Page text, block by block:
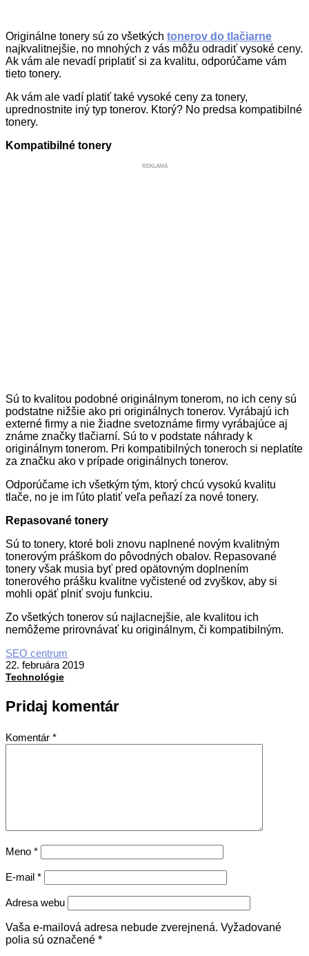
Originálne tonery sú zo všetkých tonerov do tlačiarne
najkvalitnejšie, no mnohých z vás môžu odradiť vysoké ceny.
Ak vám ale nevadí priplatiť si za kvalitu, odporúčame vám
tieto tonery.
Ak vám ale vadí platiť také vysoké ceny za tonery,
uprednostnite iný typ tonerov. Ktorý? No predsa kompatibilné
tonery.
Kompatibilné tonery
REKLAMA
Sú to kvalitou podobné originálnym tonerom, no ich ceny sú
podstatne nižšie ako pri originálnych tonerov. Vyrábajú ich
externé firmy a nie žiadne svetoznáme firmy vyrábajúce aj
známe značky tlačiarní. Sú to v podstate náhrady k
originálnym tonerom. Pri kompatibilných toneroch si neplatíte
za značku ako v prípade originálnych tonerov.
Odporúčame ich všetkým tým, ktorý chcú vysokú kvalitu
tlače, no je im ľúto platiť veľa peňazí za nové tonery.
Repasované tonery
Sú to tonery, ktoré boli znovu naplnené novým kvalitným
tonerovým práškom do pôvodných obalov. Repasované
tonery však musia byť pred opätovným doplnením
tonerového prášku kvalitne vyčistené od zvyškov, aby si
mohli opäť plniť svoju funkciu.
Zo všetkých tonerov sú najlacnejšie, ale kvalitou ich
nemôžeme prirovnávať ku originálnym, či kompatibilným.
2019-
02-
22
SEO centrum
22. februára 2019
Technológie
Pridaj komentár
Komentár *
Meno *
E-mail *
Adresa webu
Vaša e-mailová adresa nebude zverejnená. Vyžadované
polia sú označené *